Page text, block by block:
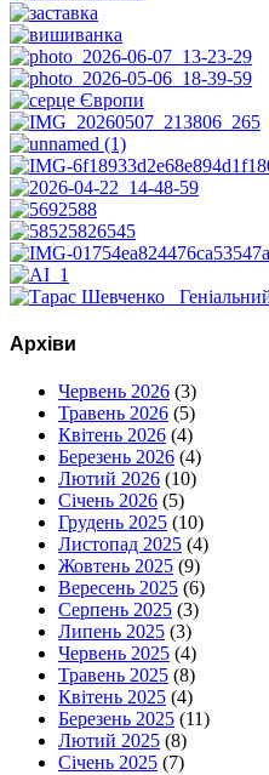
Архіви
Червень 2026 (3)
Травень 2026 (5)
Квітень 2026 (4)
Березень 2026 (4)
Лютий 2026 (10)
Січень 2026 (5)
Грудень 2025 (10)
Листопад 2025 (4)
Жовтень 2025 (9)
Вересень 2025 (6)
Серпень 2025 (3)
Липень 2025 (3)
Червень 2025 (4)
Травень 2025 (8)
Квітень 2025 (4)
Березень 2025 (11)
Лютий 2025 (8)
Січень 2025 (7)